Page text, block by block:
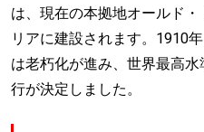
は、現在の本拠地オールド
リアに建設されます。1910
は老朽化が進み、世界最高
行が決定しました。